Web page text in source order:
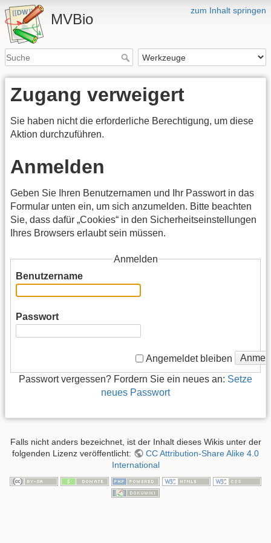
zum Inhalt springen
MVBio
Zugang verweigert
Sie haben nicht die erforderliche Berechtigung, um diese
Aktion durchzuführen.
Anmelden
Geben Sie Ihren Benutzernamen und Ihr Passwort in das
Formular unten ein, um sich anzumelden. Bitte beachten
Sie, dass dafür „Cookies“ in den Sicherheitseinstellungen
Ihres Browsers erlaubt sein müssen.
Anmelden
Benutzername
Passwort
Angemeldet bleiben
Passwort vergessen? Fordern Sie ein neues an: Setze
neues Passwort
Falls nicht anders bezeichnet, ist der Inhalt dieses Wikis unter der
folgenden Lizenz veröffentlicht:
CC Attribution-Share Alike 4.0
International